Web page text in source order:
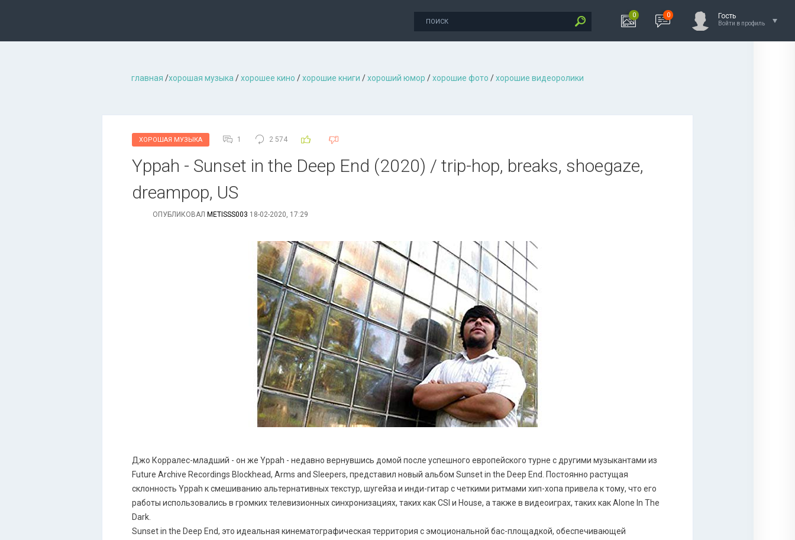
0 0 Гость
Войти в профиль
главная /хорошая музыкa /хорошее кино /хорошие книги /хороший юмор /хорошие фото /хорошие видеоролики
ХОРОШАЯ МУЗЫКА 1 2 574
Yрраh - Sunsеt in the Dеер Еnd (2020) / trip-hop, breaks, shoegaze,
dreampop, US
ОПУБЛИКОВАЛ METISSS003 18-02-2020, 17:29
Джо Корралес-младший - он же Yppah - недавно вернувшись домой после успешного европейского турне с другими музыкантами из
Future Archive Recordings Blockhead, Arms and Sleepers, представил новый альбом Sunset in the Deep End. Постоянно растущая
склонность Yppah к смешиванию альтернативных текстур, шугейза и инди-гитар с четкими ритмами хип-хопа привела к тому, что его
работы использовались в громких телевизионных синхронизациях, таких как CSI и House, а также в видеоиграх, таких как Alone In The
Dark.
Sunset in the Deep End, это идеальная кинематографическая территория с эмоциональной бас-площадкой, обеспечивающей